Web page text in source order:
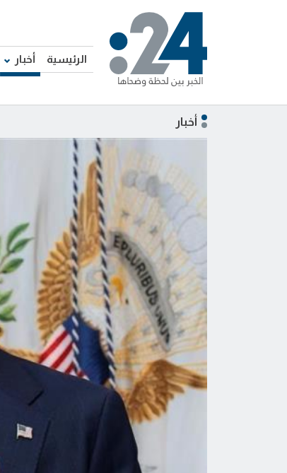
الرئيسية أخبار
أخبار